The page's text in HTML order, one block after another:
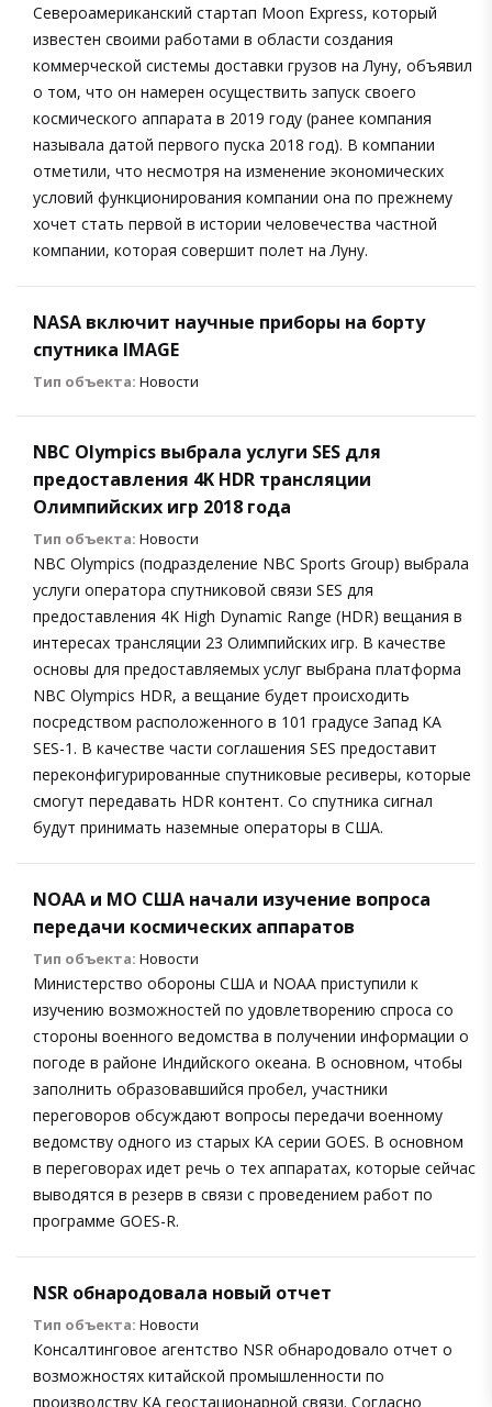
Североамериканский стартап Moon Express, который
известен своими работами в области создания
коммерческой системы доставки грузов на Луну, объявил
о том, что он намерен осуществить запуск своего
космического аппарата в 2019 году (ранее компания
называла датой первого пуска 2018 год). В компании
отметили, что несмотря на изменение экономических
условий функционирования компании она по прежнему
хочет стать первой в истории человечества частной
компании, которая совершит полет на Луну.
NASA включит научные приборы на борту
спутника IMAGE
Тип объекта: Новости
NBC Olympics выбрала услуги SES для
предоставления 4K HDR трансляции
Олимпийских игр 2018 года
Тип объекта: Новости
NBC Olympics (подразделение NBC Sports Group) выбрала
услуги оператора спутниковой связи SES для
предоставления 4K High Dynamic Range (HDR) вещания в
интересах трансляции 23 Олимпийских игр. В качестве
основы для предоставляемых услуг выбрана платформа
NBC Olympics HDR, а вещание будет происходить
посредством расположенного в 101 градусе Запад КА
SES-1. В качестве части соглашения SES предоставит
переконфигурированные спутниковые ресиверы, которые
смогут передавать HDR контент. Со спутника сигнал
будут принимать наземные операторы в США.
NOAA и МО США начали изучение вопроса
передачи космических аппаратов
Тип объекта: Новости
Министерство обороны США и NOAA приступили к
изучению возможностей по удовлетворению спроса со
стороны военного ведомства в получении информации о
погоде в районе Индийского океана. В основном, чтобы
заполнить образовавшийся пробел, участники
переговоров обсуждают вопросы передачи военному
ведомству одного из старых КА серии GOES. В основном
в переговорах идет речь о тех аппаратах, которые сейчас
выводятся в резерв в связи с проведением работ по
программе GOES-R.
NSR обнародовала новый отчет
Тип объекта: Новости
Консалтинговое агентство NSR обнародовало отчет о
возможностях китайской промышленности по
производству КА геостационарной связи. Согласно